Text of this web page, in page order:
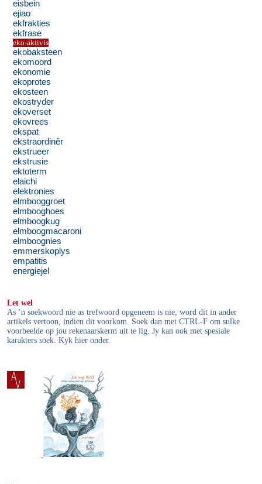
eisbein
ejiao
ekfrakties
ekfrase
eko-aktivis
ekobaksteen
ekomoord
ekonomie
ekoprotes
ekosteen
ekostryder
ekoverset
ekovrees
ekspat
ekstraordinêr
ekstrueer
ekstrusie
ektoterm
elaichi
elektronies
elmbooggroet
elmbooghoes
elmboogkug
elmboogmacaroni
elmboognies
emmerskoplys
empatitis
energiejel
Let wel
As ’n soekwoord nie as trefwoord opgeneem is nie, word dit in ander
artikels vertoon, indien dit voorkom. Soek dan met CTRL-F om sulke
voorbeelde op jou rekenaarskerm uit te lig. Jy kan ook met spesiale
karakters soek. Kyk hier onder.